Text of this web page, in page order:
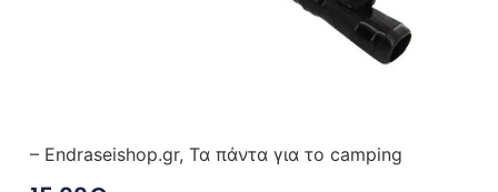
– Endraseishop.gr, Τα πάντα για το camping